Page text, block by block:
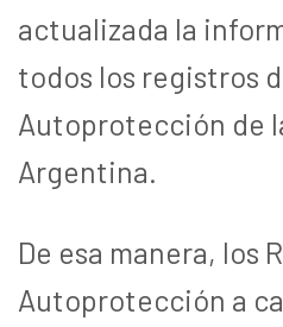
actualizada la
todos los registros
Autoprotección de
Argentina.
De esa manera, los
Autoprotección a